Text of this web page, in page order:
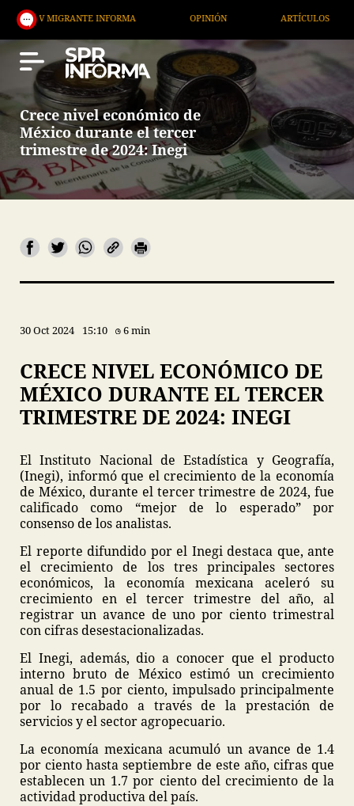
MIGRANTE INFORMA ARTÍCULOS
Crece nivel económico de
México durante el tercer
trimestre de 2024: Inegi
30 Oct 2024 15:10 6 min
CRECE NIVEL ECONÓMICO DE
MÉXICO DURANTE EL TERCER
TRIMESTRE DE 2024: INEGI
El Instituto Nacional de Estadística y Geografía,
(Inegi), informó que el crecimiento de la economía
de México, durante el tercer trimestre de 2024, fue
calificado como “mejor de lo esperado” por
consenso de los analistas.
El reporte difundido por el Inegi destaca que, ante
el crecimiento de los tres principales sectores
económicos, la economía mexicana aceleró su
crecimiento en el tercer trimestre del año, al
registrar un avance de uno por ciento trimestral
con cifras desestacionalizadas.
El Inegi, además, dio a conocer que el producto
interno bruto de México estimó un crecimiento
anual de 1.5 por ciento, impulsado principalmente
por lo recabado a través de la prestación de
servicios y el sector agropecuario.
La economía mexicana acumuló un avance de 1.4
por ciento hasta septiembre de este año, cifras que
establecen un 1.7 por ciento del crecimiento de la
actividad productiva del país.